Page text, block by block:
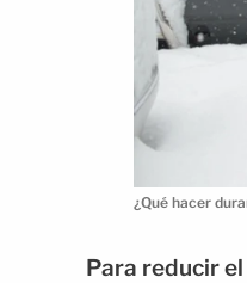
¿Qué hacer
Para reducir